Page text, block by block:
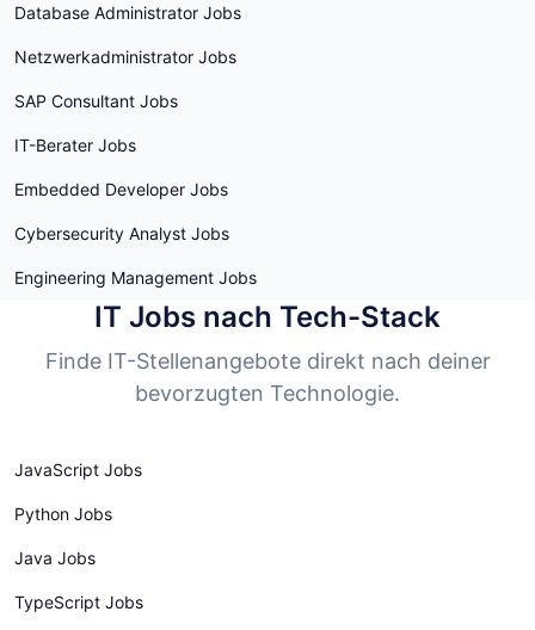
Database Administrator Jobs
Netzwerkadministrator Jobs
SAP Consultant Jobs
IT-Berater Jobs
Embedded Developer Jobs
Cybersecurity Analyst Jobs
Engineering Management Jobs
IT Jobs nach Tech-Stack
Finde IT-Stellenangebote direkt nach deiner
bevorzugten Technologie.
JavaScript Jobs
Python Jobs
Java Jobs
TypeScript Jobs